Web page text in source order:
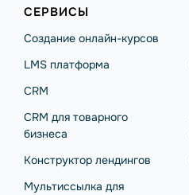
СЕРВИСЫ
Создание онлайн-курсов
LMS платформа
CRM
CRM для товарного
бизнеса
Конструктор лендингов
Мультиссылка для